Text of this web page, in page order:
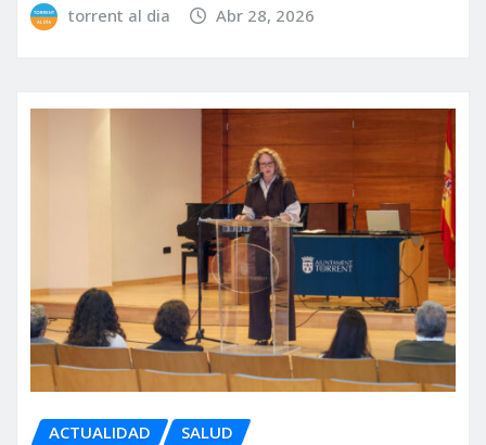
torrent al dia Abr 28, 2026
ACTUALIDAD SALUD